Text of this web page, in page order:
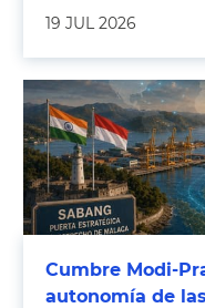
19 JUL 2026
Cumbre Modi-
autonomía de